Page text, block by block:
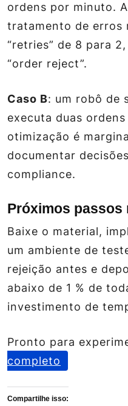
ordens por minuto.
tratamento de erros
“retries” de 8 para
“order reject”.
Caso B: um robô de
executa duas
otimização é
documentar
compliance.
Próximos passos
Baixe o material,
um ambiente de
rejeição antes e
abaixo de 1 % de
investimento de
Pronto para
completo
Compartilhe isso: